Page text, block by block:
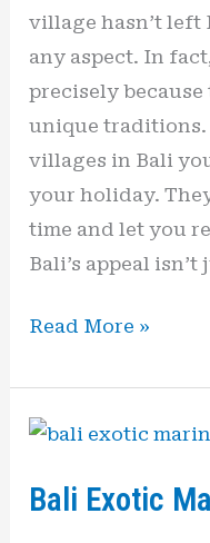
village hasn’t
any aspect. In
precisely
unique traditions.
villages in Bali
your holiday.
time and let you
Bali’s appeal isn’t
Read More »
Bali Exotic
Bali
Marine